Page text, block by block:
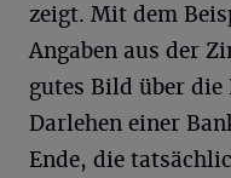
zeigt. Mit dem
Angaben aus der
gutes Bild über
Darlehen einer
Ende, die